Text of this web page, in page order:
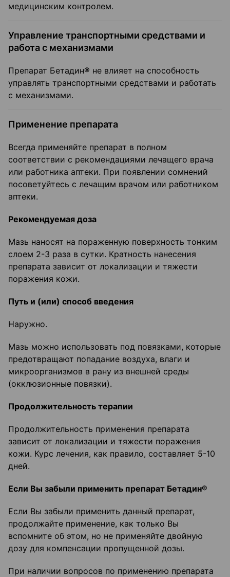
медицинским контролем.
Управление транспортными средствами и
работа с механизмами
Препарат Бетадин® не влияет на способность
управлять транспортными средствами и работать
с механизмами.
Применение препарата
Всегда применяйте препарат в полном
соответствии с рекомендациями лечащего врача
или работника аптеки. При появлении сомнений
посоветуйтесь с лечащим врачом или работником
аптеки.
Рекомендуемая доза
Мазь наносят на пораженную поверхность тонким
слоем 2-3 раза в сутки. Кратность нанесения
препарата зависит от локализации и тяжести
поражения кожи.
Путь и (или) способ введения
Наружно.
Мазь можно использовать под повязками, которые
предотвращают попадание воздуха, влаги и
микроорганизмов в рану из внешней среды
(окклюзионные повязки).
Продолжительность терапии
Продолжительность применения препарата
зависит от локализации и тяжести поражения
кожи. Курс лечения, как правило, составляет 5-10
дней.
Если Вы забыли применить препарат Бетадин®
Если Вы забыли применить данный препарат,
продолжайте применение, как только Вы
вспомните об этом, но не применяйте двойную
дозу для компенсации пропущенной дозы.
При наличии вопросов по применению препарата